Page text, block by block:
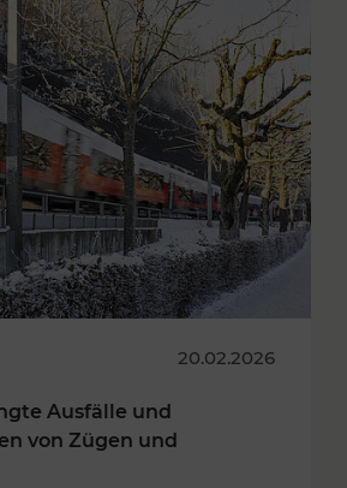
20.02.2026
Ausfälle und
von Zügen und